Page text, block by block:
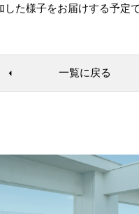
した様子をお届けする予定
一覧に戻る